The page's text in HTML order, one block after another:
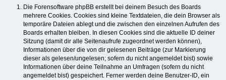
Die Forensoftware phpBB erstellt bei deinem Besuch des Boards
mehrere Cookies. Cookies sind kleine Textdateien, die dein Browser als
temporäre Dateien ablegt und die zwischen den einzelnen Aufrufen des
Boards erhalten bleiben. In diesen Cookies sind die aktuelle ID deiner
Sitzung (damit dir alle Seitenaufrufe zugeordnet werden können),
Informationen über die von dir gelesenen Beiträge (zur Markierung
dieser als gelesen/ungelesen; sofern du nicht angemeldet bist) sowie
Informationen über deine Teilnahme an Umfragen (sofern du nicht
angemeldet bist) gespeichert. Ferner werden deine Benutzer-ID, ein